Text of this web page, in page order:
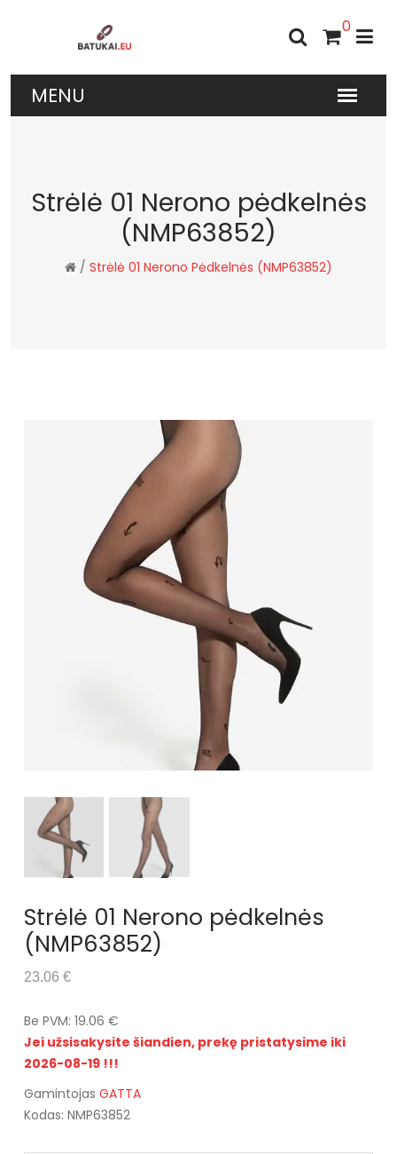
0
Strėlė 01 Nerono pėdkelnės
(NMP63852)
/ Strėlė 01 Nerono Pėdkelnės (NMP63852)
Strėlė 01 Nerono pėdkelnės
(NMP63852)
23.06 €
Be PVM: 19.06 €
Jei užsisakysite šiandien, prekę pristatysime iki
2026-08-19 !!!
Gamintojas GATTA
Kodas: NMP63852